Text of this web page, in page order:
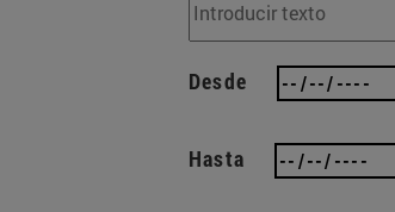
Desde
Hasta